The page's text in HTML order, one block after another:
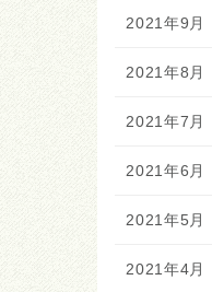
2021年9月
2021年8月
2021年7月
2021年6月
2021年5月
2021年4月